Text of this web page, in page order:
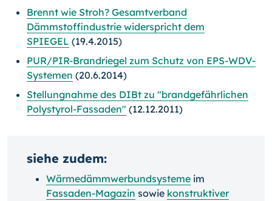
Brennt wie Stroh? Gesamtverband
Dämmstoffindustrie widerspricht dem
SPIEGEL (19.4.2015)
PUR/PIR-Brandriegel zum Schutz von EPS-WDV-
Systemen (20.6.2014)
Stellungnahme des DIBt zu "brandgefährlichen
Polystyrol-Fassaden" (12.12.2011)
siehe zudem:
Wärmedämmwerbundsysteme im
Fassaden-Magazin sowie konstruktiver